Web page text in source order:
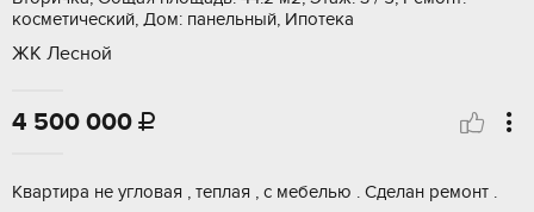
косметический, Дом: панельный, Ипотека
ЖК Лесной
4 500 000 
Квартира не угловая , теплая , с мебелью . Сделан ремонт .